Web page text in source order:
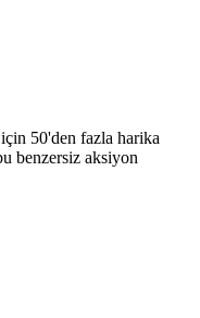
50'den fazla harika
benzersiz aksiyon